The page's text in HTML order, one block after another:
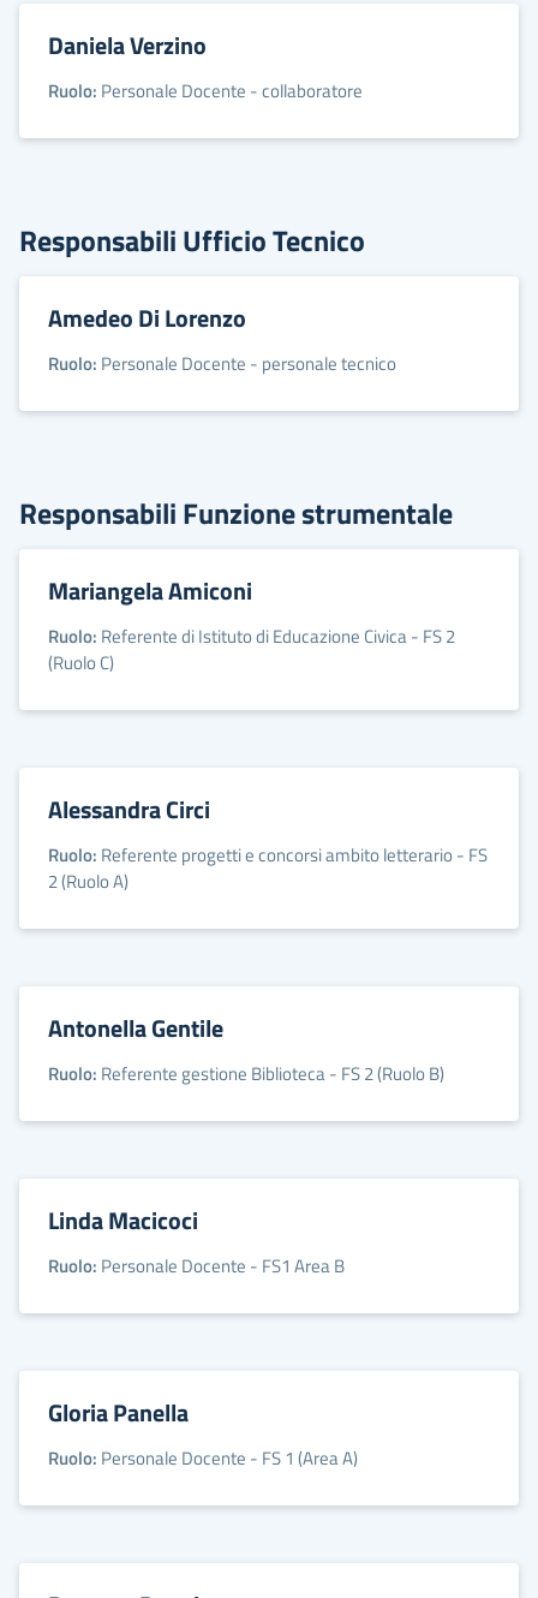
Daniela Verzino
Ruolo: Personale Docente - collaboratore
Responsabili Ufficio Tecnico
Amedeo Di Lorenzo
Ruolo: Personale Docente - personale tecnico
Responsabili Funzione strumentale
Mariangela Amiconi
Ruolo: Referente di Istituto di Educazione Civica - FS 2
(Ruolo C)
Alessandra Circi
Ruolo: Referente progetti e concorsi ambito letterario - FS
2 (Ruolo A)
Antonella Gentile
Ruolo: Referente gestione Biblioteca - FS 2 (Ruolo B)
Linda Macicoci
Ruolo: Personale Docente - FS1 Area B
Gloria Panella
Ruolo: Personale Docente - FS 1 (Area A)